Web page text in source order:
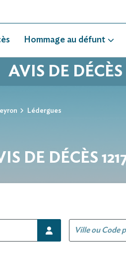
Hommage au défunt
AVIS DE
Lédergues
DE DÉCÈS